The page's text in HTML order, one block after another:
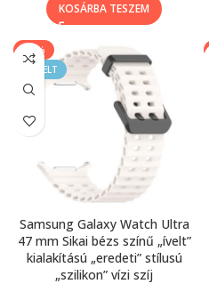
KOSÁRBA TESZEM
-50%
KIEMELT
Samsung Galaxy Watch Ultra
47 mm Sikai bézs színű „ívelt”
kialakítású „eredeti” stílusú
„szilikon” vízi szíj